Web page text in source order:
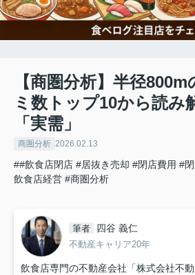
【商圏分析】半径
ミ数トップ10から読み
「実需」
商圏分析 2026.02.13
##飲食店閉店 #居抜き売却 #閉店費用 #
飲食店経営 #商圏分析
筆者 四谷 義仁
不動産キャリア20年
飲食店専門の不動産会社「株式会社不動